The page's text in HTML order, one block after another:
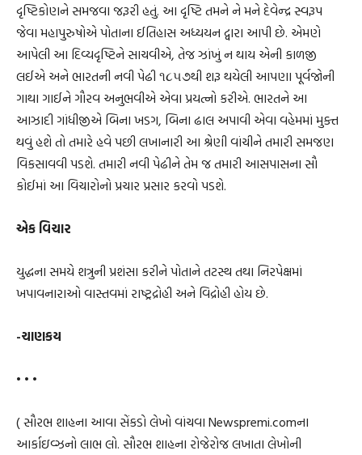
દૃષ્ટિકોણને સમજવા જરૂરી હતું. આ દૃષ્ટિ તમને ને મને દેવેન્દ્ર સ્વરૂપ
જેવા મહાપુરુષોએ પોતાના ઈતિહાસ અધ્યયન દ્વારા આપી છે. એમણે
આપેલી આ દિવ્યદૃષ્ટિને સાચવીએ, તેજ ઝાંખું ન થાય એની કાળજી
લઈએ અને ભારતની નવી પેઢી ૧૮૫૭થી શરૂ થયેલી આપણા પૂર્વજોની
ગાથા ગાઈને ગૌરવ અનુભવીએ એવા પ્રયત્નો કરીએ. ભારતને આ
આઝાદી ગાંધીજીએ બિના ખડગ, બિના ઢાલ અપાવી એવા વહેમમાં મુક્ત
થવું હશે તો તમારે હવે પછી લખાનારી આ શ્રેણી વાંચીને તમારી સમજણ
વિકસાવવી પડશે. તમારી નવી પેઢીને તેમ જ તમારી આસપાસના સૌ
કોઈમાં આ વિચારોનો પ્રચાર પ્રસાર કરવો પડશે.
એક વિચાર
યુદ્ધના સમયે શત્રુની પ્રશંસા કરીને પોતાને તટસ્થ તથા નિરપેક્ષમાં
ખપાવનારાઓ વાસ્તવમાં રાષ્ટ્રદ્રોહી અને વિદ્રોહી હોય છે.
-ચાણકય
• • •
( સૌરભ શાહના આવા સેંકડો લેખો વાંચવા Newspremi.comના
આર્કાઇવ્ઝનો લાભ લો. સૌરભ શાહના રોજેરોજ લખાતા લેખોની